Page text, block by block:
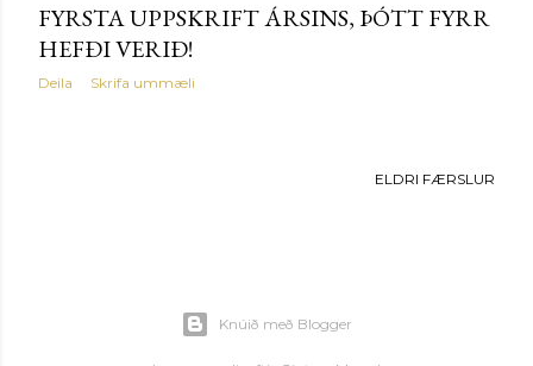
FYRSTA UPPSKRIFT ÁRSINS, ÞÓTT FYRR
HEFÐI VERIÐ!
Deila Skrifa ummæli
ELDRI FÆRSLUR
Knúið með Blogger